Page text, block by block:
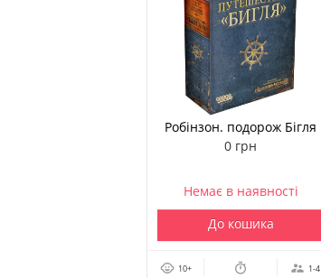
Робінзон. подорож Бігля
0 грн
Немає в наявності
До кошика
10+ 1-4